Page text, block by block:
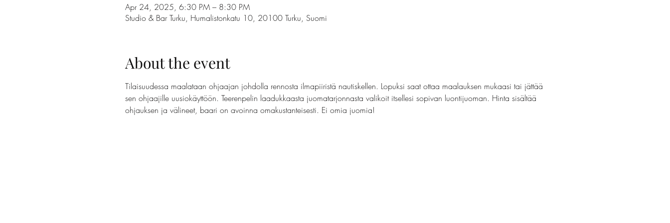
Apr 24, 2025, 6:30 PM – 8:30 PM
Studio & Bar Turku, Humalistonkatu 10, 20100 Turku, Suomi
About the event
Tilaisuudessa maalataan ohjaajan johdolla rennosta ilmapiiristä nautiskellen. Lopuksi saat ottaa maalauksen mukaasi tai jättää
sen ohjaajille uusiokäyttöön. Teerenpelin laadukkaasta juomatarjonnasta valikoit itsellesi sopivan luontijuoman. Hinta sisältää
ohjauksen ja välineet, baari on avoinna omakustanteisesti. Ei omia juomia!